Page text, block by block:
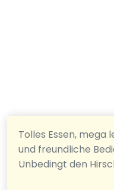
Tolles Essen, mega
und freundliche
Unbedingt den